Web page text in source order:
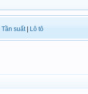
Tần suất| Lô tô